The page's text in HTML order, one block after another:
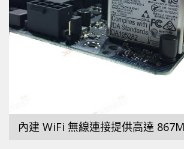
內建 WiFi 無線連接提供高達